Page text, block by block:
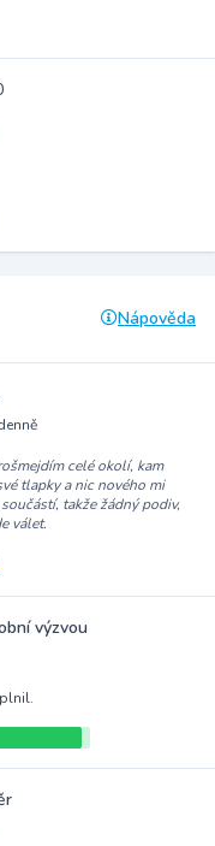
Nápověda
celé okolí, kam
tlapky a nic nového mi
takže žádný podiv,
válet.
výzvou